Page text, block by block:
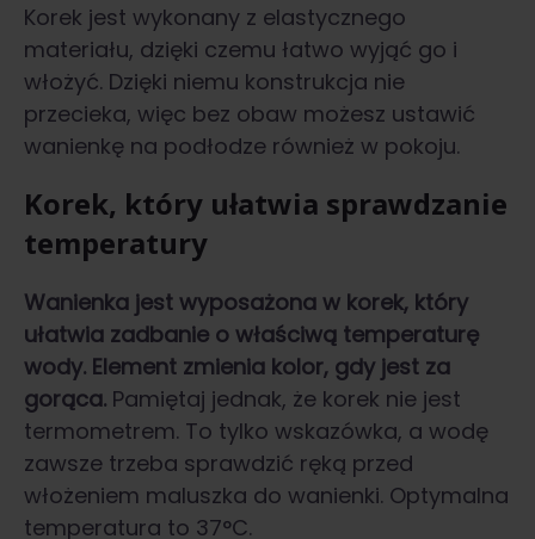
Korek jest wykonany z elastycznego
materiału, dzięki czemu łatwo wyjąć go i
włożyć. Dzięki niemu konstrukcja nie
przecieka, więc bez obaw możesz ustawić
wanienkę na podłodze również w pokoju.
Korek, który ułatwia sprawdzanie
temperatury
Wanienka jest wyposażona w korek, który
ułatwia zadbanie o właściwą temperaturę
wody. Element zmienia kolor, gdy jest za
gorąca. Pamiętaj jednak, że korek nie jest
termometrem. To tylko wskazówka, a wodę
zawsze trzeba sprawdzić ręką przed
włożeniem maluszka do wanienki. Optymalna
temperatura to 37°C.